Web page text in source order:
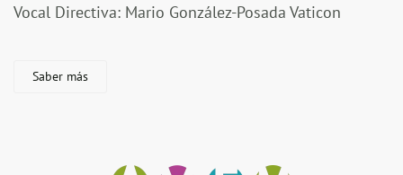
Vocal Directiva: Mario González-Posada Vaticon
Saber más